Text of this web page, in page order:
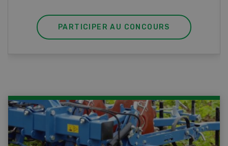
PARTICIPER AU CONCOURS